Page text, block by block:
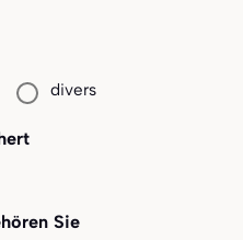
divers
Sie